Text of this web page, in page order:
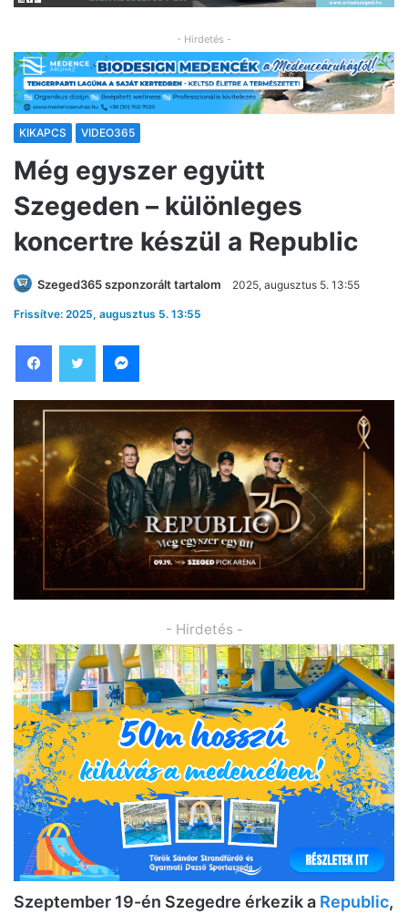
- Hirdetés -
KIKAPCS VIDEO365
Még egyszer együtt
Szegeden – különleges
koncertre készül a Republic
Szeged365 szponzorált tartalom 2025, augusztus 5. 13:55
Frissítve: 2025, augusztus 5. 13:55
- Hirdetés -
Szeptember 19-én Szegedre érkezik a Republic,